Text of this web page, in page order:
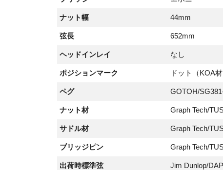
ナット幅 44mm
弦長 652mm
ヘッドインレイ なし
ポジションマーク ドット（KOA材
ペグ GOTOH/
ナット材 Graph Tech/
サドル材 Graph Tech/
ブリッジピン Graph Tech/
出荷時標準弦 Jim Dunlop/